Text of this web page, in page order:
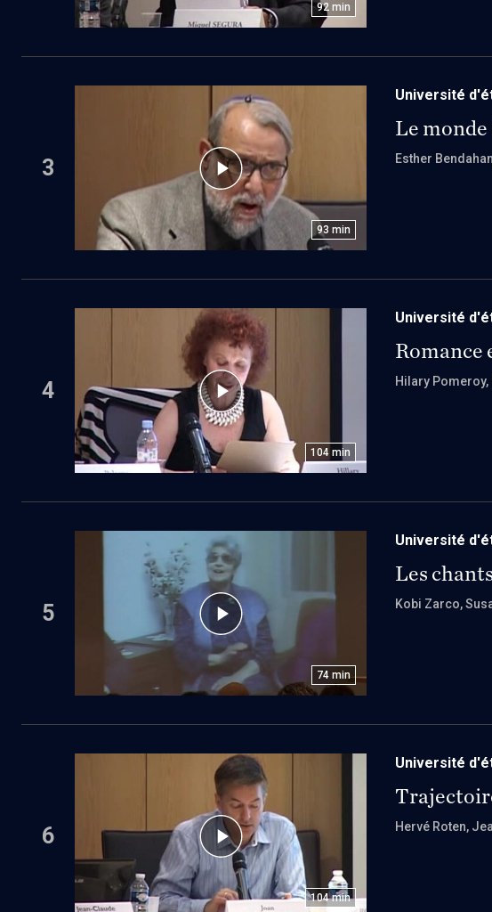
92 min
3
93 min
Université
Le
Esther Bendahan
4
104 min
Université
Romance
Hilary Pomeroy,
5
74 min
Université
Les
Kobi Zarco,
6
104 min
Université
Hervé Roten,